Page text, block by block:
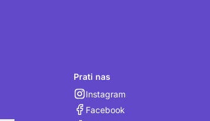
Prati nas
Instagram
Facebook